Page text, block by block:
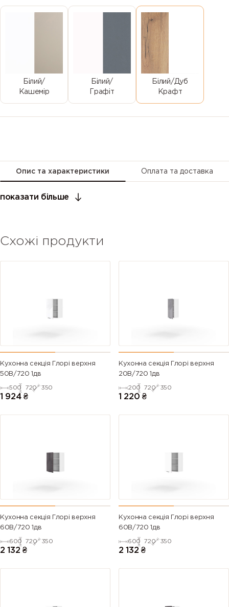
Білий/
Кашемір
Білий/
Графіт
Білий/Дуб
Крафт
Опис та характеристики Оплата та доставка
показати більше
Схожі продукти
Кухонна секція Глорі верхня
50В/720 1дв
500 720 350
1 924 ₴
Кухонна секція Глорі верхня
20В/720 1дв
200 720 350
1 220 ₴
Кухонна секція Глорі верхня
60В/720 1дв
600 720 350
2 132 ₴
Кухонна секція Глорі верхня
60В/720 1дв
600 720 350
2 132 ₴